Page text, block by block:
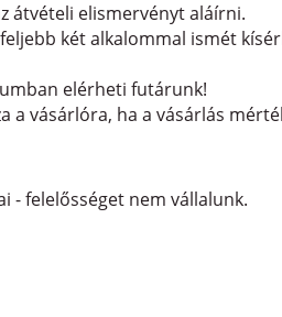
átvételi elismervényt aláírni.
két alkalommal ismét
elérheti futárunk!
a vásárlóra, ha a vásárlás
- felelősséget nem vállalunk.